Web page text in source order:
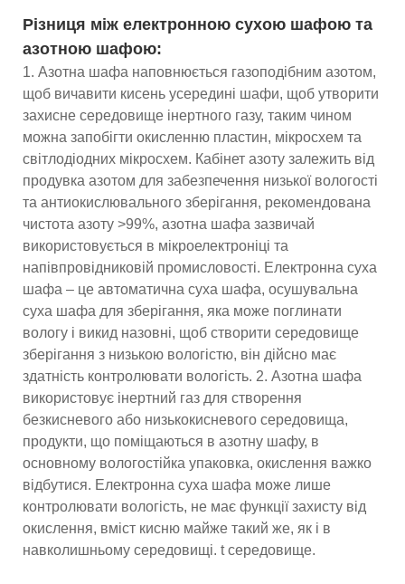
Різниця між електронною сухою шафою та
азотною шафою:
1. Азотна шафа наповнюється газоподібним азотом,
щоб вичавити кисень усередині шафи, щоб утворити
захисне середовище інертного газу, таким чином
можна запобігти окисленню пластин, мікросхем та
світлодіодних мікросхем. Кабінет азоту залежить від
продувка азотом для забезпечення низької вологості
та антиокислювального зберігання, рекомендована
чистота азоту >99%, азотна шафа зазвичай
використовується в мікроелектроніці та
напівпровідниковій промисловості. Електронна суха
шафа – це автоматична суха шафа, осушувальна
суха шафа для зберігання, яка може поглинати
вологу і викид назовні, щоб створити середовище
зберігання з низькою вологістю, він дійсно має
здатність контролювати вологість. 2. Азотна шафа
використовує інертний газ для створення
безкисневого або низькокисневого середовища,
продукти, що поміщаються в азотну шафу, в
основному вологостійка упаковка, окислення важко
відбутися. Електронна суха шафа може лише
контролювати вологість, не має функції захисту від
окислення, вміст кисню майже такий же, як і в
навколишньому середовищі. t середовище.